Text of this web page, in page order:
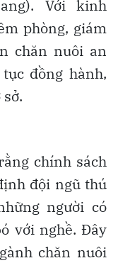
Với kinh
phòng, giám
chăn nuôi an
đồng hành,
chính sách
đội ngũ thú
người có
với nghề. Đây
chăn nuôi